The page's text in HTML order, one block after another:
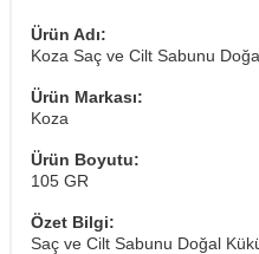
Ürün Adı:
Koza Saç ve Cilt Sabunu
Ürün Markası:
Koza
Ürün Boyutu:
105 GR
Özet Bilgi:
Saç ve Cilt Sabunu Doğal